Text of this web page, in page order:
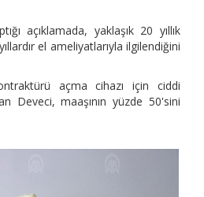
açıklamada, yaklaşık 20 yıllık
el ameliyatlarıyla ilgilendiğini
açma cihazı için ciddi
Deveci, maaşının yüzde 50'sini